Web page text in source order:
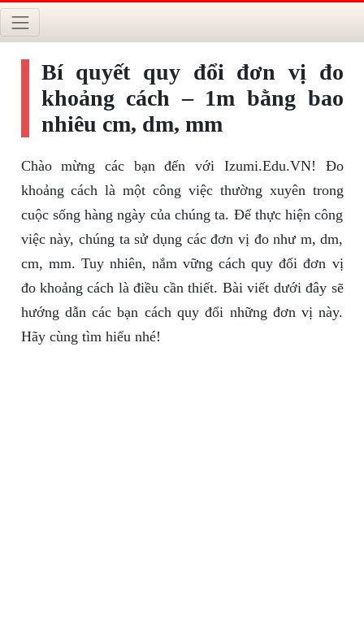
Bí quyết quy đổi đơn vị đo
khoảng cách – 1m bằng bao
nhiêu cm, dm, mm
Chào mừng các bạn đến với Izumi.Edu.VN! Đo
khoảng cách là một công việc thường xuyên trong
cuộc sống hàng ngày của chúng ta. Để thực hiện công
việc này, chúng ta sử dụng các đơn vị đo như m, dm,
cm, mm. Tuy nhiên, nắm vững cách quy đổi đơn vị
đo khoảng cách là điều cần thiết. Bài viết dưới đây sẽ
hướng dẫn các bạn cách quy đổi những đơn vị này.
Hãy cùng tìm hiểu nhé!